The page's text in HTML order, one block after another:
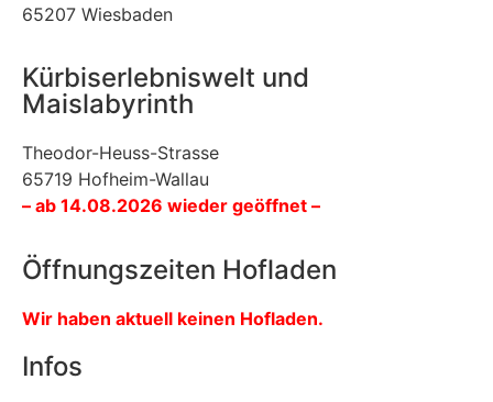
65207 Wiesbaden
Kürbiserlebniswelt und
Maislabyrinth
Theodor-Heuss-Strasse
65719 Hofheim-Wallau
– ab 14.08.2026 wieder geöffnet –
Öffnungszeiten Hofladen
Wir haben aktuell keinen Hofladen.
Infos